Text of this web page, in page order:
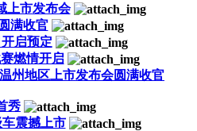
上市发布会
满收官
启预定
燃情开启
州地区上市发布会圆满收官
秀
震撼上市